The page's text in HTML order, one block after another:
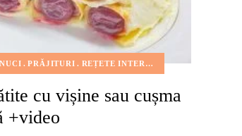
MÂNCARE GUSTĂRI MORCOV MULTE FIBRE
PRĂJITURI REȚETE INTERNAȚIONALE
cu vișine sau cușma
+video